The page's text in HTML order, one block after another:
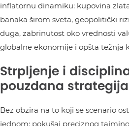
inflatornu dinamiku: kupovina
banaka širom sveta, geopolitički
duga, zabrinutost oko vrednosti
globalne ekonomije i opšta težnja
Strpljenje i
pouzdana strategija
Bez obzira na to koji se scenario
jednom: pokušaj preciznog